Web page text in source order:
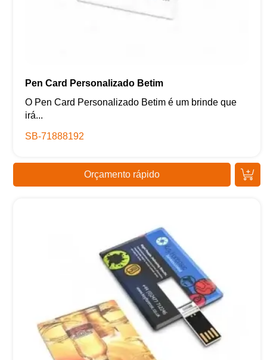
Pen Card Personalizado Betim
O Pen Card Personalizado Betim é um brinde que
irá...
SB-71888192
Orçamento rápido